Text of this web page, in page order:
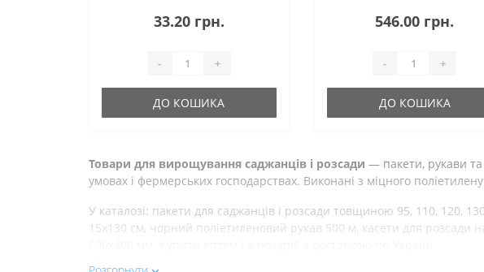
промисловій основі. Розмір касети
600 × 400 мм є33.20 грн.
- +
ДО КОШИКА
абсолютну світлонепроникність
та високу міцність. Завдяки
546.00 грн.
- +
ДО КОШИКА
Товари для вирощування саджанців і розсади — пакети, рукави
умовах і фермерських господарствах. Виконані з міцного
У каталозі: пакети для саджанців і розсади товщиною 95, 110, 120,
15х130 см, чорний поліетиленовий рукав 500 м, касети для розсади